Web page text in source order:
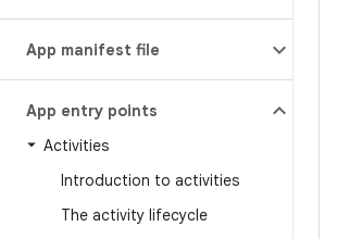
App manifest file
App entry points
Activities
Introduction to activities
The activity lifecycle